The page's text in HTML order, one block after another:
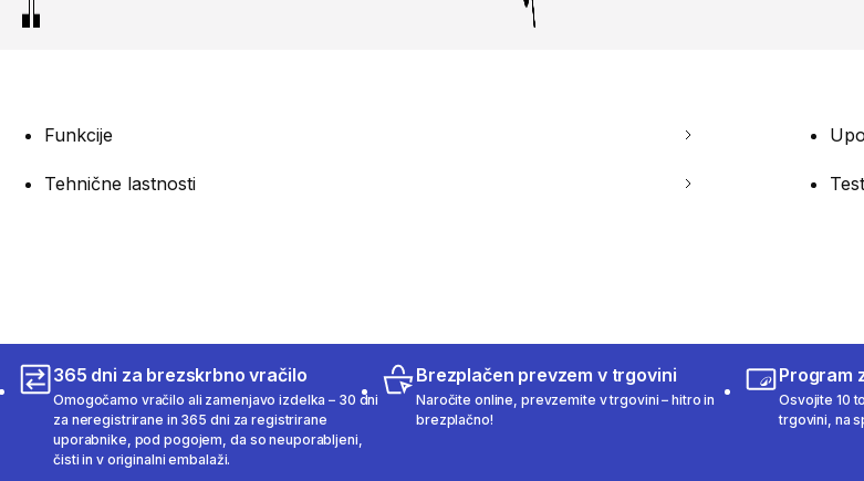
Funkcije
Tehnične lastnosti
365 dni za brezskrbno vračilo
Omogočamo vračilo ali zamenjavo izdelka – 30 dni
za neregistrirane in 365 dni za registrirane
uporabnike, pod pogojem, da so neuporabljeni,
čisti in v originalni embalaži.
Brezplačen prevzem v trgovini
Naročite online, prevzemite v trgovini – hitro in
brezplačno!
Program
Osvojite 10
trgovini, na